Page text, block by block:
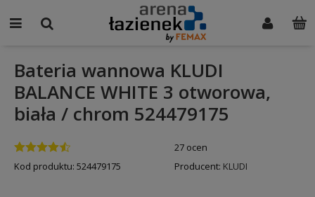
Bateria wannowa KLUDI
BALANCE WHITE 3 otworowa,
biała / chrom 524479175
27 ocen
Kod produktu: 524479175 Producent: KLUDI